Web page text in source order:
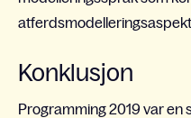
Konklusjon
Programming 2019 var